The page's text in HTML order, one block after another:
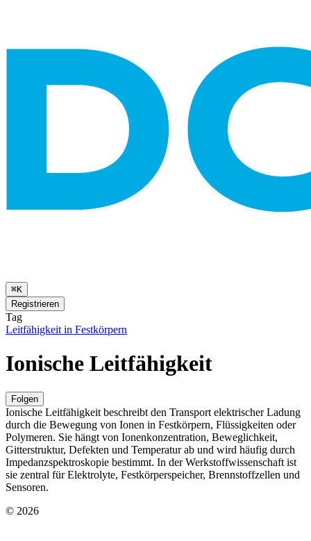
⌘K
Registrieren
Tag
Leitfähigkeit in Festkörpern
Ionische Leitfähigkeit
Folgen
Ionische Leitfähigkeit beschreibt den Transport elektrischer Ladung
durch die Bewegung von Ionen in Festkörpern, Flüssigkeiten oder
Polymeren. Sie hängt von Ionenkonzentration, Beweglichkeit,
Gitterstruktur, Defekten und Temperatur ab und wird häufig durch
Impedanzspektroskopie bestimmt. In der Werkstoffwissenschaft ist
sie zentral für Elektrolyte, Festkörperspeicher, Brennstoffzellen und
Sensoren.
© 2026